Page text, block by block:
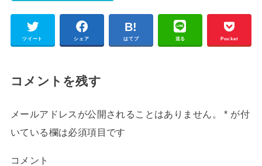
ツイート シェア はてブ 送る Pocket
コメントを残す
メールアドレスが公開されることはありません。 * が付
いている欄は必須項目です
コメント